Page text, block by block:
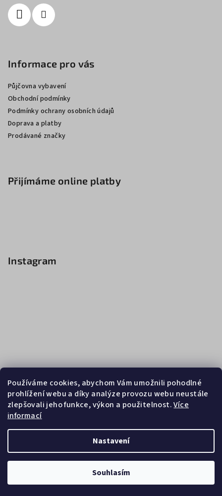
Používáme cookies, abychom Vám umožnili pohodlné
prohlížení webu a díky analýze provozu webu neustále
zlepšovali jeho funkce, výkon a použitelnost.Více
informací
Nastavení
Souhlasím
Informace pro vás
Půjčovna vybavení
Obchodní podmínky
Podmínky ochrany osobních údajů
Doprava a platby
Prodávané značky
Přijímáme online platby
Instagram
Sledovat na Instagramu
Vytvořil Shoptet